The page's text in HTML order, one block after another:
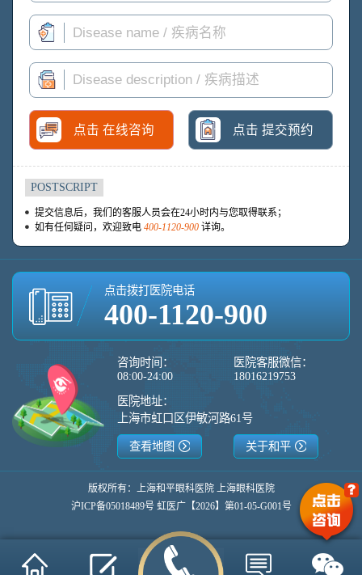
点击 在线咨询 点击 提交预约
POSTSCRIPT
提交信息后，我们的客服人员会在24小时内与您取得联系；
如有任何疑问，欢迎致电 400-1120-900 详询。
点击拨打医院电话
400-1120-900
咨询时间：
08:00-24:00
医院客服微信：
18016219753
医院地址：
上海市虹口区伊敏河路61号
查看地图 关于和平
版权所有：上海和平眼科医院 上海眼科医院
沪ICP备05018489号 虹医广【2026】第01-05-G001号